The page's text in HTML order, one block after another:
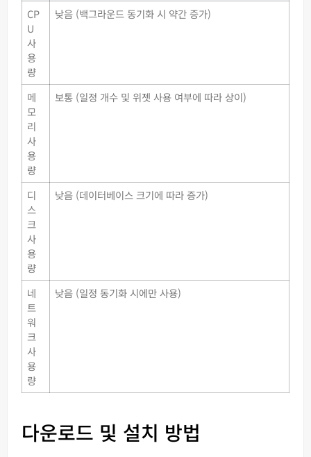
CP
U
사
용
량
낮음 (백그라운드 동기화 시 약간 증가)
메
모
리
사
용
량
보통 (일정 개수 및 위젯 사용 여부에 따라 상이)
디
스
크
사
용
량
낮음 (데이터베이스 크기에 따라 증가)
네
트
워
크
사
용
량
낮음 (일정 동기화 시에만 사용)
다운로드 및 설치 방법